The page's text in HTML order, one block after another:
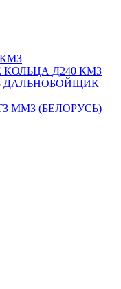
Д240 КМЗ
ДАЛЬНОБОЙЩИК
ММЗ (БЕЛОРУСЬ)